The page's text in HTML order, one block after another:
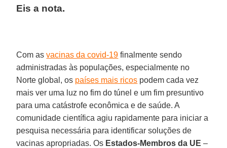
Eis a nota.
Com asvacinas da covid-19 finalmente sendo
administradas às populações, especialmente no
Norte global, os países mais ricos podem cada vez
mais ver uma luz no fim do túnel e um fim presuntivo
para uma catástrofe econômica e de saúde. A
comunidade científica agiu rapidamente para iniciar a
pesquisa necessária para identificar soluções de
vacinas apropriadas. Os Estados-Membros da UE –